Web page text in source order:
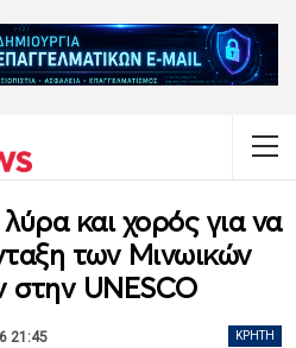
και χορός για να
των Μινωικών
στην UNESCO
ΚΡΉΤΗ
21:45